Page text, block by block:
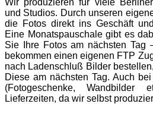
Wir produzieren für viele
und Studios. Durch unseren
die Fotos direkt ins Geschäft
Eine Monatspauschale gibt es
Sie Ihre Fotos am nächsten Tag
bekommen einen eigenen FTP
nach Ladenschluß Bilder
Diese am nächsten Tag. Auch
(Fotogeschenke,
Lieferzeiten, da wir selbst